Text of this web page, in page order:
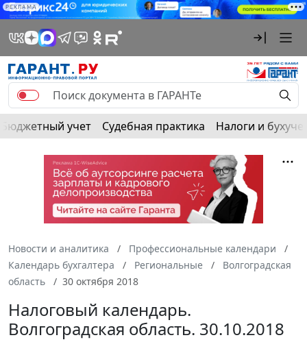
РЕКЛАМА
Бюджетный учет Судебная практика Налоги и
Новости и аналитика
Профессиональные календари
Календарь бухгалтера
Региональные
Волгоградская
область
30 октября 2018
Налоговый календарь.
Волгоградская область. 30.10.2018